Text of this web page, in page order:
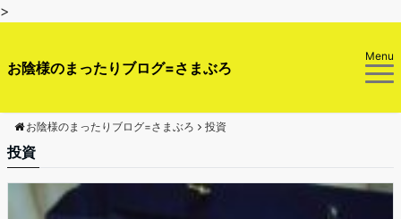
>
お陰様のまったりブログ=さまぶろ
Menu
お陰様のまったりブログ=さまぶろ 投資
投資